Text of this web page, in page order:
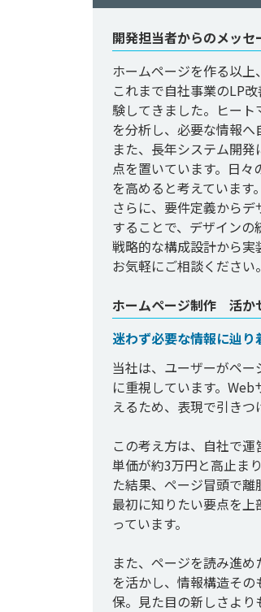
開発担当者からのメッセ
ホームページを作る以上
これまで自社事業のLP
験してきました。ヒー
を分析し、必要な情報へ
また、長年システム開
点を置いています。日
を高めると考えています。
さらに、要件定義から
することで、デザインの
戦略的な構成設計から実
ホームページ制作 活か
迷わず必要な情報に辿
当社は、ユーザーがペ
に重視しています。
えるため、表現で引き
この考え方は、自社で
単価が約3万円と高止ま
た結果、ページ冒頭で
最初に知りたい要点を
っています。
また、ページを読み進
を活かし、情報構造そ
保。見た目の新しさよ